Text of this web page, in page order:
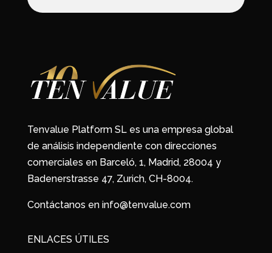
Tenvalue Platform SL es una empresa global
de análisis independiente con direcciones
comerciales en Barceló, 1, Madrid, 28004 y
Badenerstrasse 47, Zurich, CH-8004.
Contáctanos en info@tenvalue.com
ENLACES ÚTILES